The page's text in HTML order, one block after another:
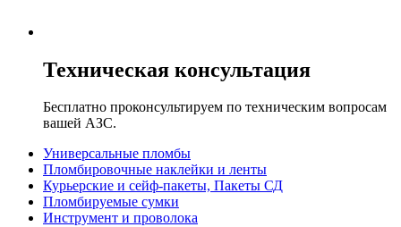
Техническая консультация
Бесплатно проконсультируем по техническим вопросам
вашей АЗС.
Универсальные пломбы
Пломбировочные наклейки и ленты
Курьерские и сейф-пакеты, Пакеты СД
Пломбируемые сумки
Инструмент и проволока